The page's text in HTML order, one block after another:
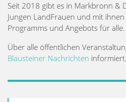
Seit 2018 gibt es in Markbronn &
Jungen LandFrauen und mit
Programms und Angebots für alle.
Über alle öffentlichen
Blausteiner Nachrichten informiert.